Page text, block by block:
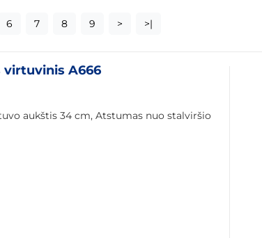
6 7 8 9 > >|
virtuvinis A666
aukštis 34 cm, Atstumas nuo stalviršio